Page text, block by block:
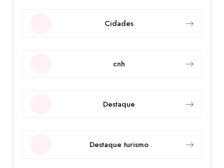
Cidades
cnh
Destaque
Destaque turismo